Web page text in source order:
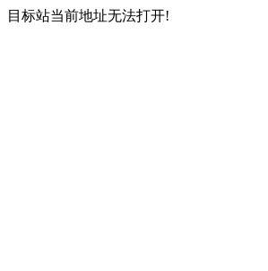
目标站当前地址无法打开!